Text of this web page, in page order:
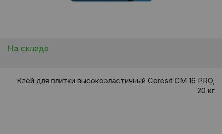
На складе
Клей для плитки высокоэластичный Ceresit CM 16 PRO,
20 кг